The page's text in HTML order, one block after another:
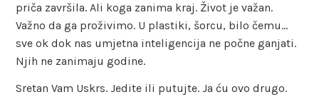
priča završila. Ali koga zanima kraj. Život je važan.
Važno da ga proživimo. U plastiki, šorcu, bilo čemu…
sve ok dok nas umjetna inteligencija ne počne ganjati.
Njih ne zanimaju godine.
Sretan Vam Uskrs. Jedite ili putujte. Ja ću ovo drugo.